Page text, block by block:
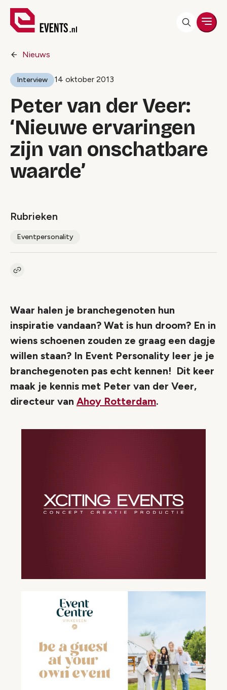
Nieuws
Interview 14 oktober 2013
Peter van der Veer:
‘Nieuwe ervaringen
zijn van onschatbare
waarde’
Rubrieken
Eventpersonality
Kopieer link naar artikel
Waar halen je branchegenoten hun
inspiratie vandaan? Wat is hun droom? En in
wiens schoenen zouden ze graag een dagje
willen staan? In Event Personality leer je je
branchegenoten pas echt kennen! Dit keer
maak je kennis met Peter van der Veer,
directeur van Ahoy Rotterdam.